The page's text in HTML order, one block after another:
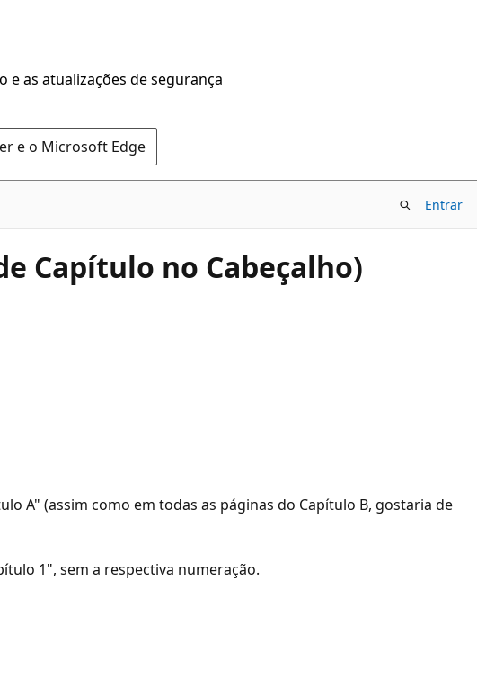
as atualizações de segurança
e o Microsoft Edge
Entrar
Capítulo no Cabeçalho)
A" (assim como em todas as páginas do Capítulo B, gostaria de
1", sem a respectiva numeração.